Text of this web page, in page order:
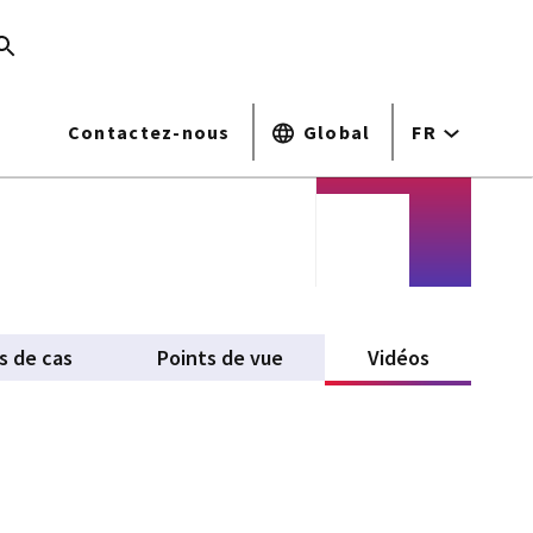
Contactez-nous Global FR
de cas Points de vue Vidéos